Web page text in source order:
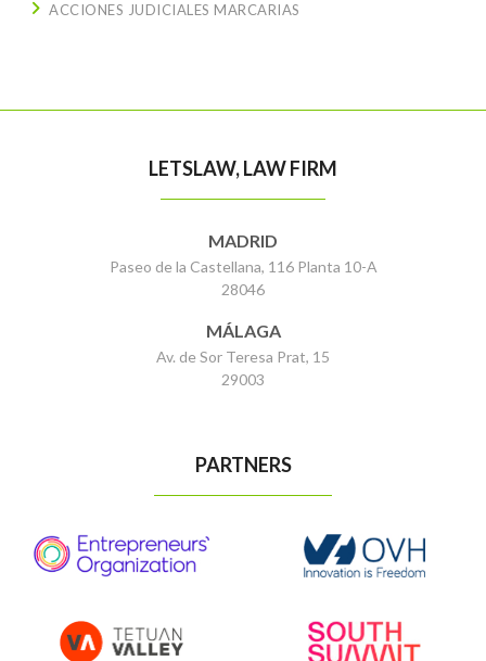
ACCIONES JUDICIALES MARCARIAS
LETSLAW, LAW FIRM
MADRID
Paseo de la Castellana, 116 Planta 10-A
28046
MÁLAGA
Av. de Sor Teresa Prat, 15
29003
PARTNERS